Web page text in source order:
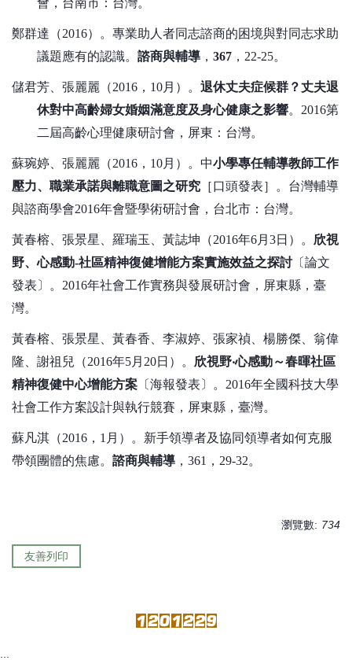
會，台南市：台灣。
鄭群達（2016）。專業助人者同志諮商的困境與對同志求助
議題應有的認識。 諮商與輔導 ， 367 ， 22-25。
儲君芳、張麗麗（2016 ， 10月）。 退休丈夫症候群？丈夫退
休對中高齡婦女婚姻滿意度及身心健康之影響。 2016第
二屆高齡心理健康研討會，屏東：台灣。
蘇琬婷、張麗麗（2016 ， 10月）。中小學專任輔導教師工作
壓力、職業承諾與離職意圖之研究 ［口頭發表］。台灣輔導
與諮商學會2016年會暨學術研討會，台北市：台灣。
黃春榕、張景星、羅瑞玉、黃誌坤（2016年6月3日）。 欣視
野、心感動-社區精神復健增能方案實施效益之探討〔論文
發表〕。2016年社會工作實務與發展研討會，屏東縣，臺
灣。
黃春榕、張景星、黃春香、李淑婷、張家禎、楊勝傑、翁偉
隆、謝祖兒（2016年5月20日）。 欣視野‧心感動～春暉社區
精神復健中心增能方案 〔海報發表〕。2016年全國科技大學
社會工作方案設計與執行競賽，屏東縣，臺灣。
蘇凡淇（2016，1月）。新手領導者及協同領導者如何克服
帶領團體的焦慮。 諮商與輔導 ，361，29-32。
瀏覽數: 734
友善列印